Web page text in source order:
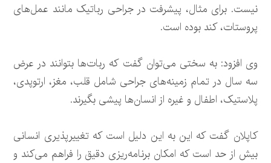
نیست. برای مثال، پیشرفت در جراحی رباتیک مانند عمل‌های
پروستات، کند بوده است.
وی افزود: به سختی می‌توان گفت که ربات‌ها بتوانند در عرض
سه سال در تمام زمینه‌های جراحی شامل قلب، مغز، ارتوپدی،
پلاستیک، اطفال و غیره از انسان‌ها پیشی بگیرند.
کاپلان گفت که این به این دلیل است که تغییرپذیری انسانی
بیش از حد است که امکان برنامه‌ریزی دقیق را فراهم می‌کند و